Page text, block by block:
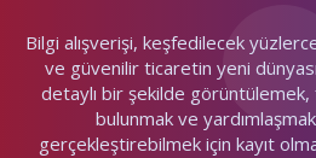
Bilgi alışverişi, keşfedilecek
ve güvenilir ticaretin yeni
detaylı bir şekilde görüntülemek,
bulunmak ve
gerçekleştirebilmek için kayıt